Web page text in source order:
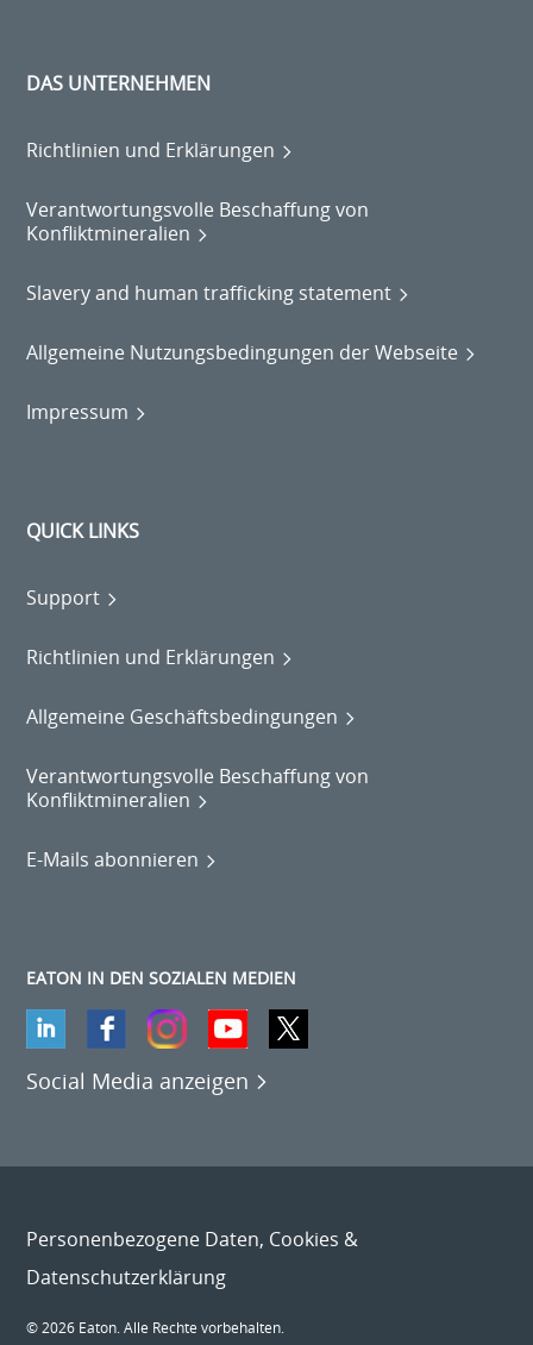
DAS UNTERNEHMEN
Richtlinien und Erklärungen
Verantwortungsvolle Beschaffung von
Konfliktmineralien
Slavery and human trafficking statement
Allgemeine Nutzungsbedingungen der Webseite
Impressum
QUICK LINKS
Support
Richtlinien und Erklärungen
Allgemeine Geschäftsbedingungen
Verantwortungsvolle Beschaffung von
Konfliktmineralien
E-Mails abonnieren
EATON IN DEN SOZIALEN MEDIEN
Social Media anzeigen
Personenbezogene Daten, Cookies &
Datenschutzerklärung
© 2026 Eaton. Alle Rechte vorbehalten.